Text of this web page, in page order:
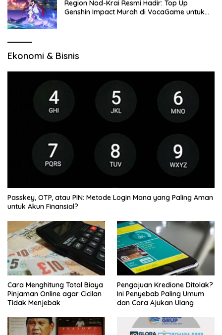
Region Nod-Krai Resmi Hadir: Top Up
Genshin Impact Murah di VocaGame untuk
Ekonomi & Bisnis
Passkey, OTP, atau PIN: Metode Login Mana yang Paling Aman
untuk Akun Finansial?
Cara Menghitung Total Biaya
Pinjaman Online agar Cicilan
Tidak Menjebak
Pengajuan Kredione Ditolak?
Ini Penyebab Paling Umum
dan Cara Ajukan Ulang